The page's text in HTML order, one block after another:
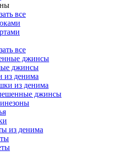
все
все
джинсы
джинсы
денима
из денима
джинсы
из денима